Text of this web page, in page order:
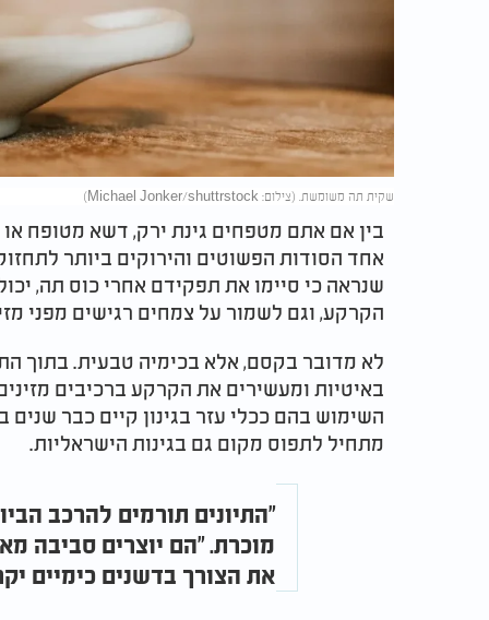
שקית תה משומשת. (צילום: Michael Jonker/shuttrstock)
בין אם אתם מטפחים גינת ירק, דשא מטופח
אחד הסודות הפשוטים והירוקים ביותר
שנראה כי סיימו את תפקידם אחרי כוס תה,
הקרקע, וגם לשמור על צמחים רגישים מפני
לא מדובר בקסם, אלא בכימיה טבעית. בתוך
באיטיות ומעשירים את הקרקע ברכיבים
השימוש בהם ככלי עזר בגינון קיים כבר שנים
מתחיל לתפוס מקום גם בגינות הישראליות.
"התיונים תורמים להרכב
מוכרת. "הם יוצרים סביבה
את הצורך בדשנים כימיים